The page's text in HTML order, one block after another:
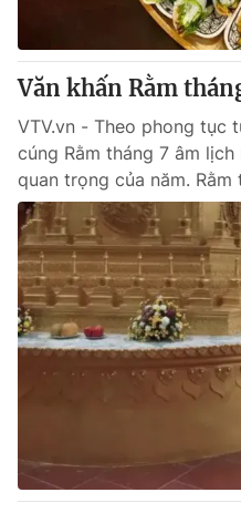
Thị trường
Tư vấn
Chuyên mục khác
Emagazine
Photo
Video
VTV Money
Thị trường 24h
Văn khấn Rằm
VTV.vn - Theo phong tục
cúng Rằm tháng 7 âm
quan trọng của năm. Rằm